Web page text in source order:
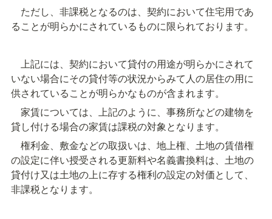
ただし、非課税となるのは、契約において住宅用であ
ることが明らかにされているものに限られております。
上記には、契約において貸付の用途が明らかにされて
いない場合にその貸付等の状況からみて人の居住の用に
供されていることが明らかなものが含まれます。
家賃については、上記のように、事務所などの建物を
貸し付ける場合の家賃は課税の対象となります。
権利金、敷金などの取扱いは、地上権、土地の賃借権
の設定に伴い授受される更新料や名義書換料は、土地の
貸付け又は土地の上に存する権利の設定の対価として、
非課税となります。